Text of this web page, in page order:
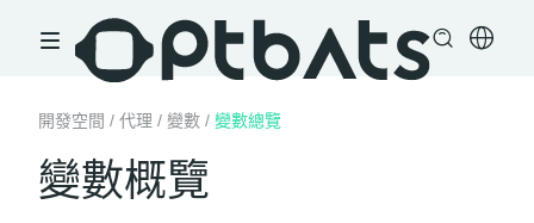
開發空間 / 代理 / 變數 / 變數總覽
變數概覽